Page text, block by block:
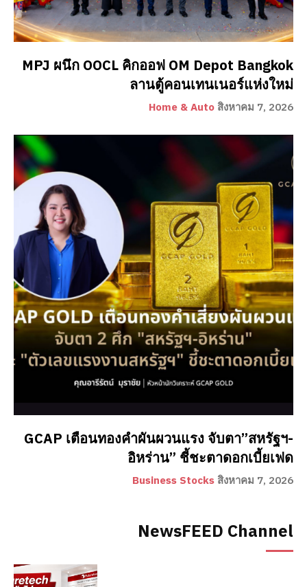
MPJ ผนึก OOCL คิกออฟ OM Depot Bangkok
ลานตู้คอนเทนเนอร์แห่งใหม่
Home & Auto สิงหาคม 7, 2026
GCAP เตือนทองคำผันผวนแรง จับตา”สหรัฐฯ-
อิหร่าน” ชี้ชะตาดอกเบี้ยเฟด
Business Stocks สิงหาคม 7, 2026
NewsFEED Channel